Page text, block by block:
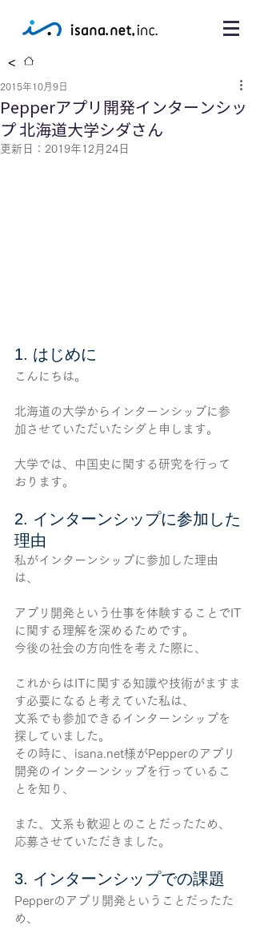
<
Pepperアプリ開発インターンシッ
プ 北海道大学シダさん
2015年10月9日
更新日： 2019年12月24日
1. はじめに
こんにちは。
北海道の大学からインターンシップに参
加させていただいたシダと申します。
大学では、中国史に関する研究を行って
おります。
2. インターンシップに参加した
理由
私がインターンシップに参加した理由
は、
アプリ開発という仕事を体験することでIT
に関する理解を深めるためです。
今後の社会の方向性を考えた際に、
これからはITに関する知識や技術がますま
す必要になると考えていた私は、
文系でも参加できるインターンシップを
探していました。
その時に、isana.net様がPepperのアプリ
開発のインターンシップを行っているこ
とを知り、
また、文系も歓迎とのことだったため、
応募させていただきました。
3. インターンシップでの課題
Pepperのアプリ開発ということだったた
め、